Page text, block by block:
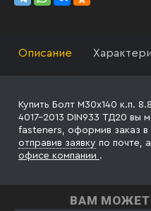
Описание
Купить Болт М30х140 к.п.
4017-2013 DIN933 ТД20 вы
fasteners, оформив заказ в
отправив заявку по почте,
офисе компании .
ВАМ МОЖЕТ